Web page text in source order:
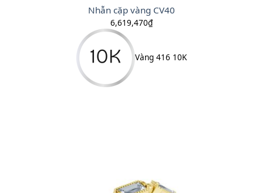
Nhẫn cặp vàng CV40
6,619,470₫
Vàng 416 10K